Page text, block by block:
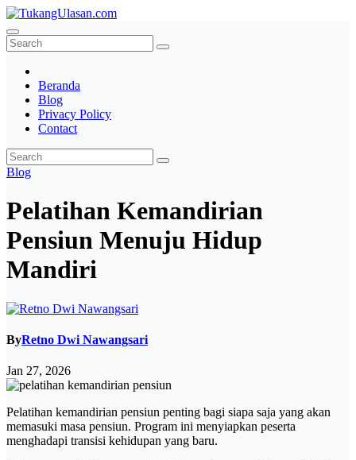
Skip
to
content
TukangUlasan.com
Baca Aja Dulu!
Beranda
Blog
Privacy Policy
Contact
Blog
Pelatihan Kemandirian
Pensiun Menuju Hidup
Mandiri
ByRetno Dwi Nawangsari
Jan 27, 2026
Pelatihan kemandirian pensiun penting bagi siapa saja yang akan
memasuki masa pensiun. Program ini menyiapkan peserta
menghadapi transisi kehidupan yang baru.